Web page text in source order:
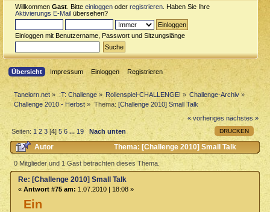
Willkommen Gast . Bitte einloggen oder registrieren . Haben Sie Ihre
Aktivierungs E-Mail übersehen?
Einloggen mit Benutzername, Passwort und Sitzungslänge
Übersicht Impressum Einloggen Registrieren
Tanelorn.net » :T: Challenge» Rollenspiel-CHALLENGE! » Challenge-Archiv »
Challenge 2010 - Herbst » Thema: [Challenge 2010] Small Talk
« vorheriges nächstes »
DRUCKEN
Seiten:1 2 3 [4]5 6 ...19 Nach unten
Autor
Thema: [Challenge 2010] Small Talk
(Gelesen 152798 mal)
0 Mitglieder und 1 Gast betrachten dieses Thema.
Ein
Re: [Challenge 2010] Small Talk
« Antwort #75 am: 1.07.2010 | 18:08 »